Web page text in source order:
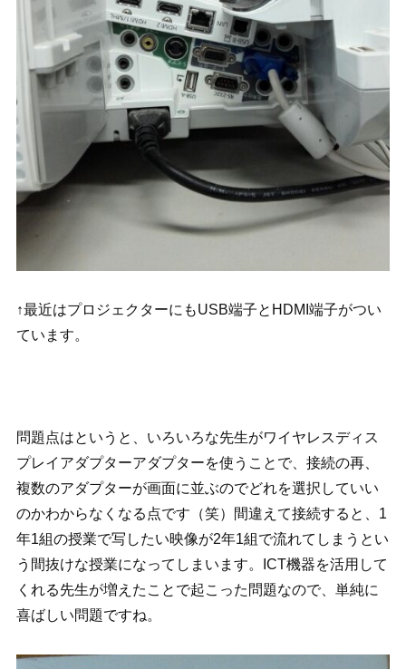
↑最近はプロジェクターにもUSB端子とHDMI端子がつい
ています。
問題点はというと、いろいろな先生がワイヤレスディス
プレイアダプターアダプターを使うことで、接続の再、
複数のアダプターが画面に並ぶのでどれを選択していい
のかわからなくなる点です（笑）間違えて接続すると、1
年1組の授業で写したい映像が2年1組で流れてしまうとい
う間抜けな授業になってしまいます。
ICT機器を活用して
くれる先生が増えたことで起こった問題なので、単純に
喜ばしい問題ですね。